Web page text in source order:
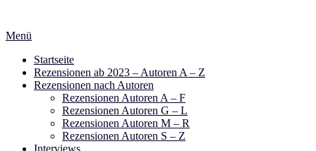
springen
Menü
Startseite
Rezensionen ab 2023 – Autoren A – Z
Rezensionen nach Autoren
Rezensionen Autoren A – F
Rezensionen Autoren G – L
Rezensionen Autoren M – R
Rezensionen Autoren S – Z
Interviews